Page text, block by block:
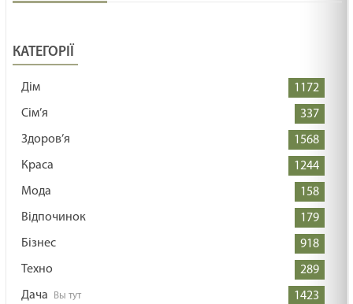
КАТЕГОРІЇ
Дім
1172
Сім’я
337
Здоров’я
1568
Краса
1244
Мода
158
Відпочинок
179
Бізнес
918
Техно
289
Дача
1423